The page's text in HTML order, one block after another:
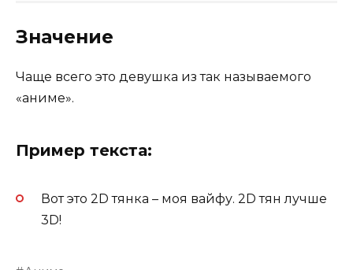
Значение
Чаще всего это девушка из так называемого
«аниме».
Пример текста:
Вот это 2D тянка – моя вайфу. 2D тян лучше
3D!